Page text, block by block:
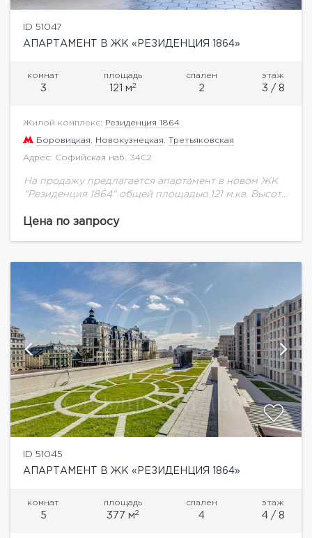
ID 51047
АПАРТАМЕНТ В ЖК «РЕЗИДЕНЦИЯ 1864»
комнат
3
площадь
121 м2
спален
2
этаж
3 / 8
Жилой комплекс: Резиденция 1864
Боровицкая Новокузнецкая Третьяковская
Адрес: Софийская наб. 34С2
На продажу предлагается апартамент в новом ЖК
"Резиденция 1864" общей площадью 121 м.кв. Высота
многофункциональный комплекс, включающий в
Цена по запросу
ID 51045
АПАРТАМЕНТ В ЖК «РЕЗИДЕНЦИЯ 1864»
комнат
5
площадь
377 м2
спален
4
этаж
4 / 8